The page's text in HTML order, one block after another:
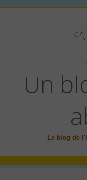
Un
Le blog de